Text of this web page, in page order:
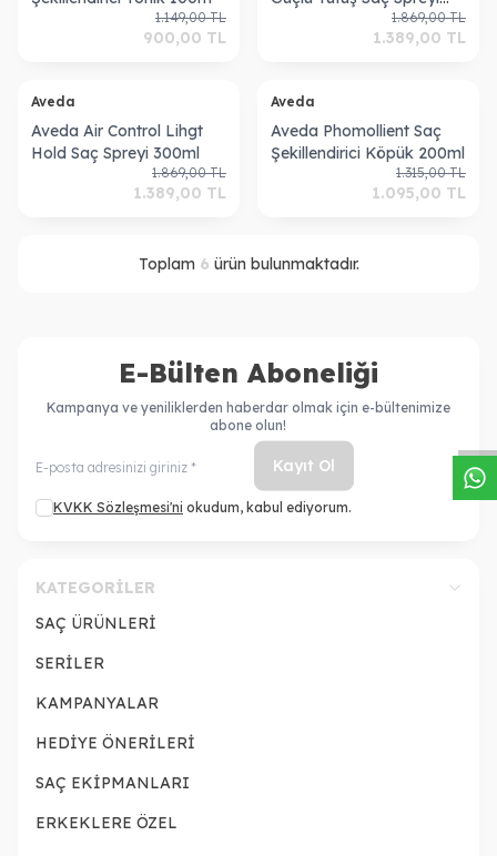
1.149,00TL
900,00 TL
1.869,00TL
1.389,00 TL
Aveda
Aveda Air Control Lihgt
Hold Saç Spreyi 300ml
1.869,00TL
1.389,00 TL
Aveda
Aveda Phomollient Saç
Şekillendirici Köpük 200ml
1.315,00TL
1.095,00 TL
Toplam 6 ürün bulunmaktadır.
E-Bülten Aboneliği
Kampanya ve yeniliklerden haberdar olmak için e-bültenimize
abone olun!
Kayıt Ol
KVKK Sözleşmesi'ni okudum, kabul ediyorum.
KATEGORILER
SAÇ ÜRÜNLERİ
SERİLER
KAMPANYALAR
HEDİYE ÖNERİLERİ
SAÇ EKİPMANLARI
ERKEKLERE ÖZEL